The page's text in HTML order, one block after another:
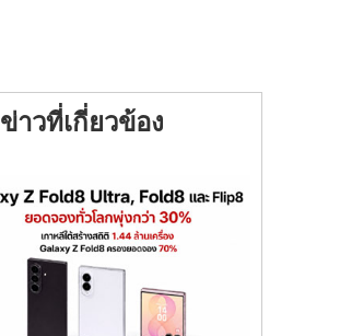
ข่าวที่เกี่ยวข้อง